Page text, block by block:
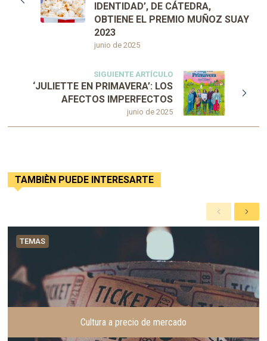
junio de 2025
IDENTIDAD’, DE CÁTEDRA,
OBTIENE EL PREMIO MUÑOZ SUAY
2023
SIGUIENTE ARTÍCULO
junio de 2025
‘JULIETTE EN PRIMAVERA’: LOS
AFECTOS IMPERFECTOS
TAMBIÈN PUEDE INTERESARTE
A
n
i
o
r
S
i
e
n
t
e
TEMAS
Cultura a precio de mercado